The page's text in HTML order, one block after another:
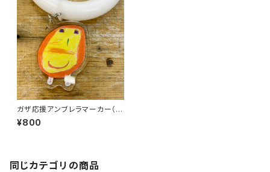
ガザ応援アンブレラマーカー（ガ
ザの子どもの絵）
¥800
同じカテゴリの商品